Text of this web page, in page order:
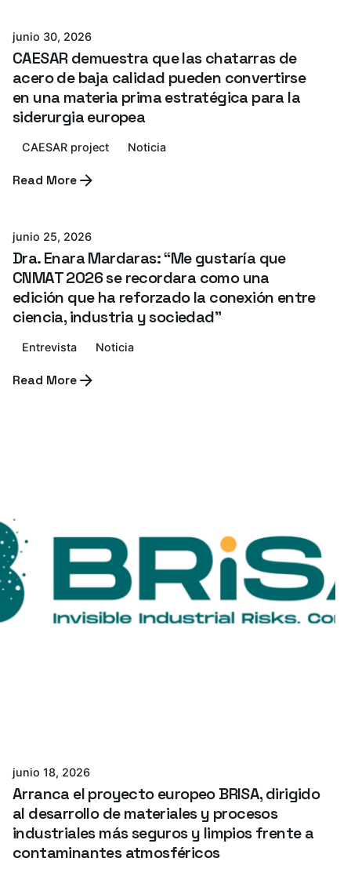
junio 30, 2026
CAESAR demuestra que las chatarras de
acero de baja calidad pueden convertirse
en una materia prima estratégica para la
siderurgia europea
CAESAR project Noticia
Read MoreAzterlan Team
junio 25, 2026
Dra. Enara Mardaras: “Me gustaría que
CNMAT 2026 se recordara como una
edición que ha reforzado la conexión entre
ciencia, industria y sociedad”
Entrevista Noticia
Read More
junio 18, 2026
Arranca el proyecto europeo BRISA, dirigido
al desarrollo de materiales y procesos
industriales más seguros y limpios frente a
contaminantes atmosféricos